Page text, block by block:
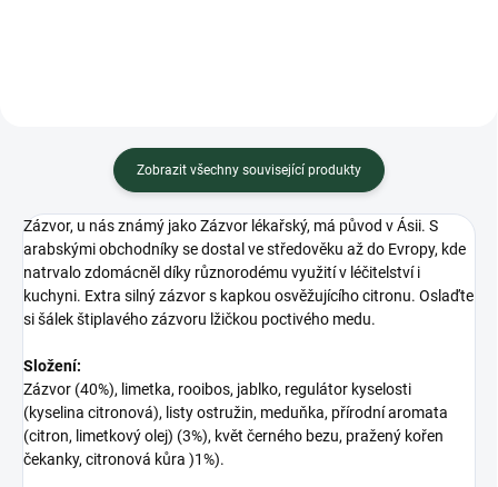
Zobrazit všechny související produkty
Zázvor, u nás známý jako Zázvor lékařský, má původ v Ásii. S
arabskými obchodníky se dostal ve středověku až do Evropy, kde
natrvalo zdomácněl díky různorodému využití v léčitelství i
kuchyni. Extra silný zázvor s kapkou osvěžujícího citronu. Oslaďte
si šálek štiplavého zázvoru lžičkou poctivého medu.
Složení:
Zázvor (40%), limetka, rooibos, jablko, regulátor kyselosti
(kyselina citronová), listy ostružin, meduňka, přírodní aromata
(citron, limetkový olej) (3%), květ černého bezu, pražený kořen
čekanky, citronová kůra )1%).